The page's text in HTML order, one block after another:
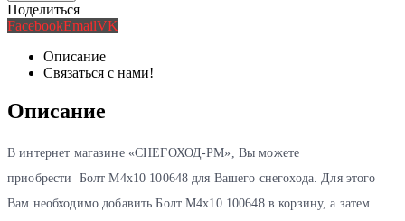
Поделиться
FacebookEmailVK
Описание
Связаться с нами!
Описание
В интернет магазине «СНЕГОХОД-РМ», Вы можете
приобрести Болт М4х10 100648 для Вашего снегохода. Для этого
Вам необходимо добавить Болт М4х10 100648 в корзину, а затем